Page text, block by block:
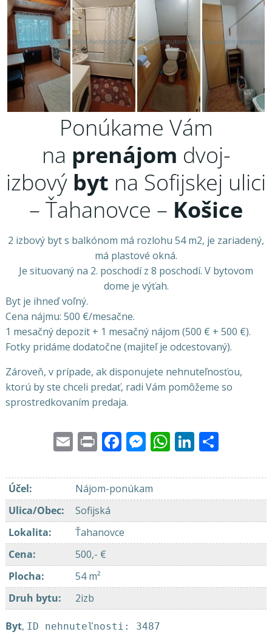
Ponúkame Vám
na prenájom dvoj-
izbový byt na Sofijskej ulici
– Ťahanovce – Košice
2 izbový byt s balkónom má rozlohu 54 m2, je zariadený,
má plastové okná.
Je situovaný na 2. poschodí z 8 poschodí. V bytovom
dome je výťah.
Byt je ihneď voľný.
Cena nájmu: 500 €/mesačne.
1 mesačný depozit + 1 mesačný nájom (500 € + 500 €).
Fotky pridáme dodatočne (majiteľ je odcestovaný).
Zároveň, v prípade, ak disponujete nehnuteľnosťou,
ktorú by ste chceli predať, radi Vám pomôžeme so
sprostredkovaním predaja.
EmailPrintFacebook
Messenger
WhatsApp
LinkedIn
Účel:
Nájom-ponúkam
Ulica/Obec:
Sofijská
Lokalita:
Ťahanovce
Cena:
500,- €
Plocha:
54 m²
Druh bytu: 2izb
Byt, ID nehnuteľnosti: 3487